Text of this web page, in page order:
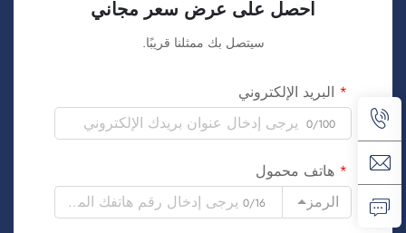
احصل على عرض سعر مجاني
سيتصل بك ممثلنا قريبًا.
البريد الإلكتروني
0/100
هاتف محمول
الرمز
0/16